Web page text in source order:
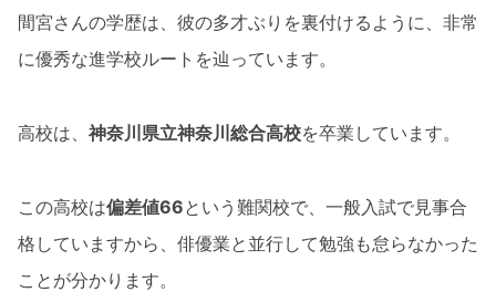
間宮さんの学歴は、彼の多才ぶりを裏付けるように、非常
に優秀な進学校ルートを辿っています。
高校は、 神奈川県立神奈川総合高校を卒業しています。
この高校は偏差値66という難関校で、一般入試で見事合
格していますから、俳優業と並行して勉強も怠らなかった
ことが分かります。